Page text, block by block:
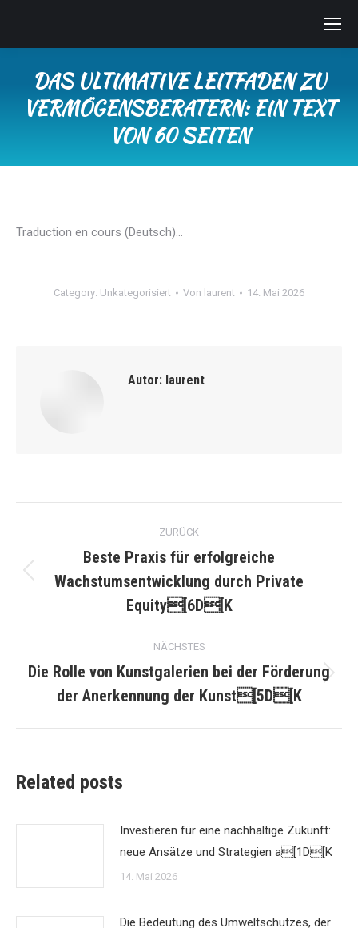
DAS ULTIMATIVE LEITFADEN ZU
VERMÖGENSBERATERN: EIN TEXT
VON 60 SEITEN
Traduction en cours (Deutsch)…
Category: Unkategorisiert Von laurent 14. Mai 2026
Autor: laurent
Kommentarnavigation
ZURÜCK
Vorheriger
Beitrag:
Beste Praxis für erfolgreiche
Wachstumsentwicklung durch Private
Equity[6D[K
NÄCHSTES
Beitrag:
Die Rolle von Kunstgalerien bei der Förderung
der Anerkennung der Kunst[5D[K
Related posts
Investieren für eine nachhaltige Zukunft:
neue Ansätze und Strategien a[1D[K
14. Mai 2026
Die Bedeutung des Umweltschutzes, der